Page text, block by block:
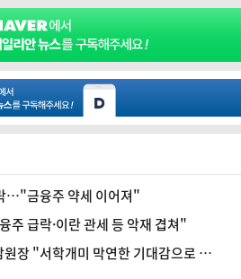
…"금융주 약세 이어져"
급락·이란 관세 등 악재 겹쳐"
장 "서학개미 막연한 기대감으로 투